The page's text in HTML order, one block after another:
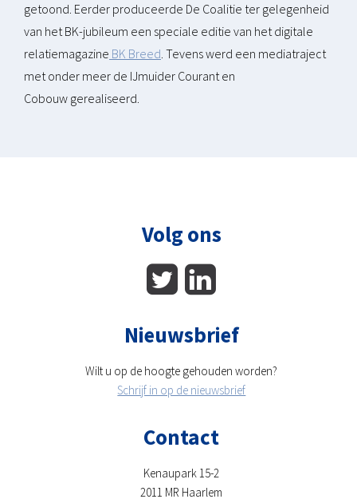
getoond. Eerder produceerde De Coalitie ter gelegenheid
van het BK-jubileum een speciale editie van het digitale
relatiemagazine BK Breed. Tevens werd een mediatraject
met onder meer de IJmuider Courant en
Cobouw gerealiseerd.
Volg ons
Nieuwsbrief
Wilt u op de hoogte gehouden worden?
Schrijf in op de nieuwsbrief
Contact
Kenaupark 15-2
2011 MR Haarlem